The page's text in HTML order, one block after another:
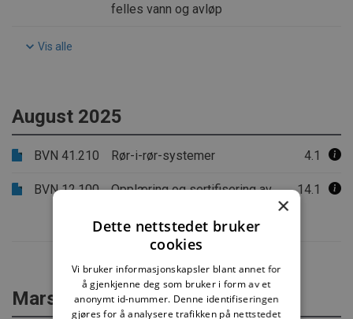
felles vann og avløp
Vis alle
August 2025
BVN 41.210 Rør-i-rør-systemer 4.1
BVN 12.100
Opplæring og sertifisering av
bedrifter
14.1
Mars 2025
×
Dette nettstedet bruker
cookies
Vi bruker informasjonskapsler blant annet for
å gjenkjenne deg som bruker i form av et
anonymt id-nummer. Denne identifiseringen
gjøres for å analysere trafikken på nettstedet